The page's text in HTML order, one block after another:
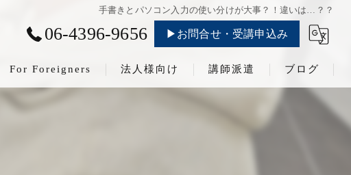
手書きとパソコン入力の使い分けが大事？！違いは…？？
06-4396-9656 ▶お問合せ・受講申込み
For Foreigners 法人様向け 講師派遣 ブログ